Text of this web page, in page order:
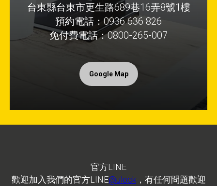
台東縣台東市更生路689巷16弄8號1樓
預約電話：0936 636 826
免付費電話：0800-265-007
Google Map
官方LINE
歡迎加入我們的官方LINE@ulock，有任何問題歡迎